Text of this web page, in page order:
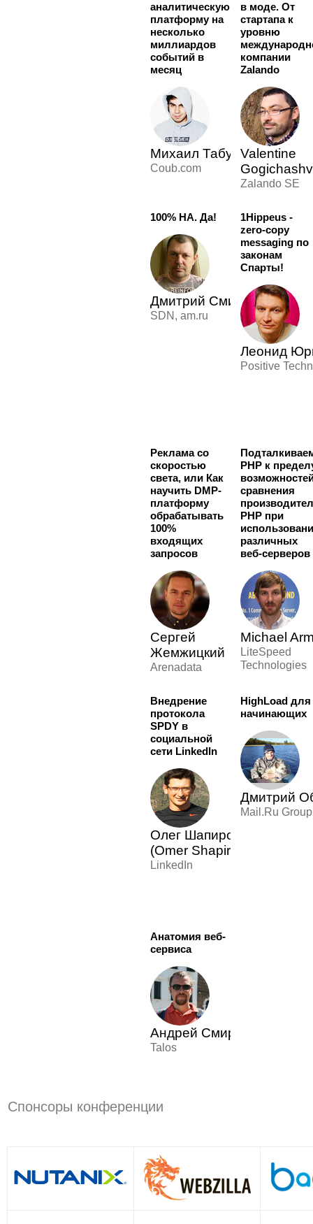
аналитическую
платформу на
несколько
миллиардов
событий в
месяц
Михаил Табунов
Coub.com
в моде. От
стартапа к
уровню
компании
Zalando
Valentine
Zalando SE
100% HA. Да!
Дмитрий Смирнов
SDN, am.ru
1Hippeus -
zero-copy
messaging по
законам
Спарты!
Леонид
Positive
Реклама со
скоростью
света, или Как
научить DMP-
платформу
обрабатывать
100%
входящих
запросов
Сергей
Жемжицкий
Arenadata
PHP к
сравнения
PHP при
различных
веб-серверов
Michael
LiteSpeed
Technologies
Внедрение
протокола
SPDY в
социальной
сети LinkedIn
Олег Шапиро
(Omer Shapira)
LinkedIn
HighLoad для
начинающих
Дмитрий
Mail.Ru Group
Анатомия веб-
сервиса
Андрей Смирнов
Talos
Спонсоры конференции